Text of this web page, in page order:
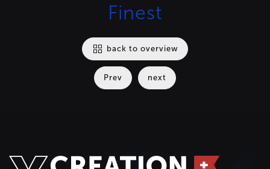
back to overview
Finest
Prev next